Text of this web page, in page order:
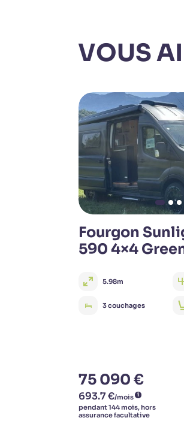
VOUS
Fourgon
590 4×4
5.98m
3 couchages
75 090 €